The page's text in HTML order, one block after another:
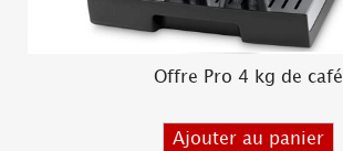
Offre Pro 4 kg de café
Ajouter au panier